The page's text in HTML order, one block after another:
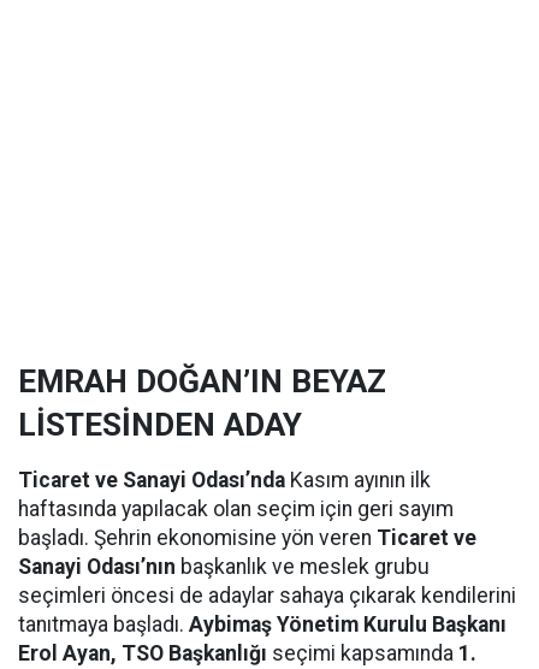
EMRAH DOĞAN’IN BEYAZ
LİSTESİNDEN ADAY
Ticaret ve Sanayi Odası’nda Kasım ayının ilk
haftasında yapılacak olan seçim için geri sayım
başladı. Şehrin ekonomisine yön veren Ticaret ve
Sanayi Odası’nın başkanlık ve meslek grubu
seçimleri öncesi de adaylar sahaya çıkarak kendilerini
tanıtmaya başladı. Aybimaş Yönetim Kurulu Başkanı
Erol Ayan, TSO Başkanlığı seçimi kapsamında 1.